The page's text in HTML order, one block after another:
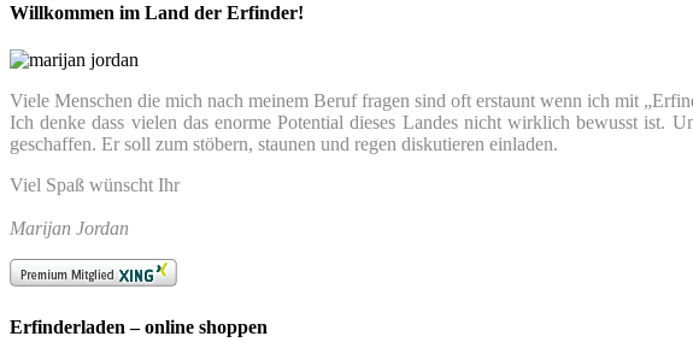
Willkommen im Land der Erfinder!
Viele Menschen die mich nach meinem Beruf fragen sind oft erstaunt wenn ich mit
Ich denke dass vielen das enorme Potential dieses Landes nicht wirklich bewusst ist.
geschaffen. Er soll zum stöbern, staunen und regen diskutieren einladen.
Viel Spaß wünscht Ihr
Marijan Jordan
Erfinderladen – online shoppen